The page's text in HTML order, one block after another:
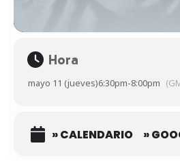
Hora
mayo 11 (jueves)6:30pm-8:00pm
» CALENDARIO »